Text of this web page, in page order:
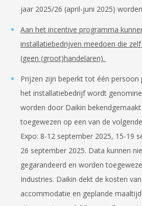
jaar 2025/26 (april-juni 2025)
Aan het incentive programma
installatiebedrijven meedoen die
(geen (groot)handelaren).
Prijzen zijn beperkt tot één
het installatiebedrijf wordt
worden door Daikin
toegewezen op een van de
Expo: 8-12 september 2025, 15-19
26 september 2025. Data kunnen
gegarandeerd en worden
Industries. Daikin dekt de kosten
accommodatie en geplande